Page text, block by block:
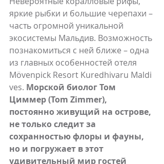
яркие рыбки и большие черепахи –
часть огромной уникальной
экосистемы Мальдив. Возможность
познакомиться с ней ближе – одна
из главных особенностей отеля
Mӧvenpick Resort Kuredhivaru Maldi
ves. Морской биолог Том
Циммер (Tom Zimmer),
постоянно живущий на острове,
не только следит за
сохранностью флоры и фауны,
но и погружает в этот
удивительный мир гостей